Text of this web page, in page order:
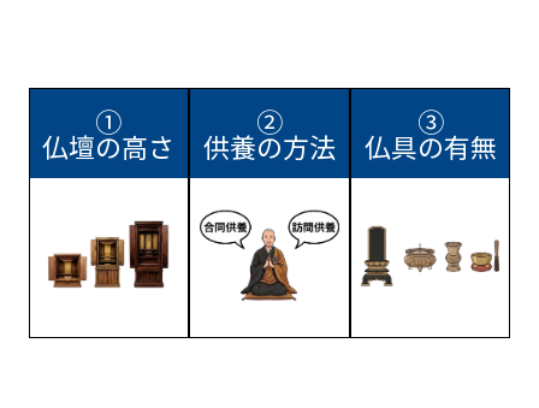
①
仏壇の高さ
②
供養の方法
③
仏具の有無